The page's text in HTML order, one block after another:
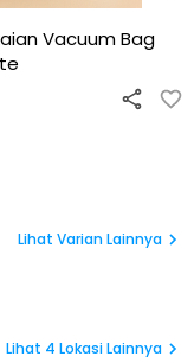
Vacuum Bag
Lihat Varian Lainnya
Lihat 4 Lokasi Lainnya